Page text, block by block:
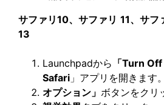
サファリ10、 サファリ 11、 サフ
13
Launchpadから 「Turn
Safari 」アプリを開きます。
オプション」 ボタンをクリ